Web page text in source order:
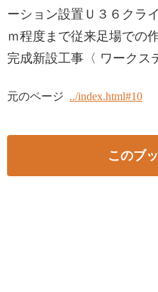
ーション設置Ｕ３６クラ
ｍ程度まで従来足場での
完成新設工事〈 ワークス
元のページ ../index.html#10
このブ